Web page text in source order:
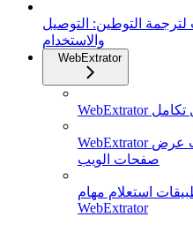
لترجمة التوطين: التوصيل
والاستخدام
WebExtrator
WebExtrator دليل تكامل واجهة برمجة تطبيقات عرض
صفحات الويب
استعلام مهام
WebExtrator